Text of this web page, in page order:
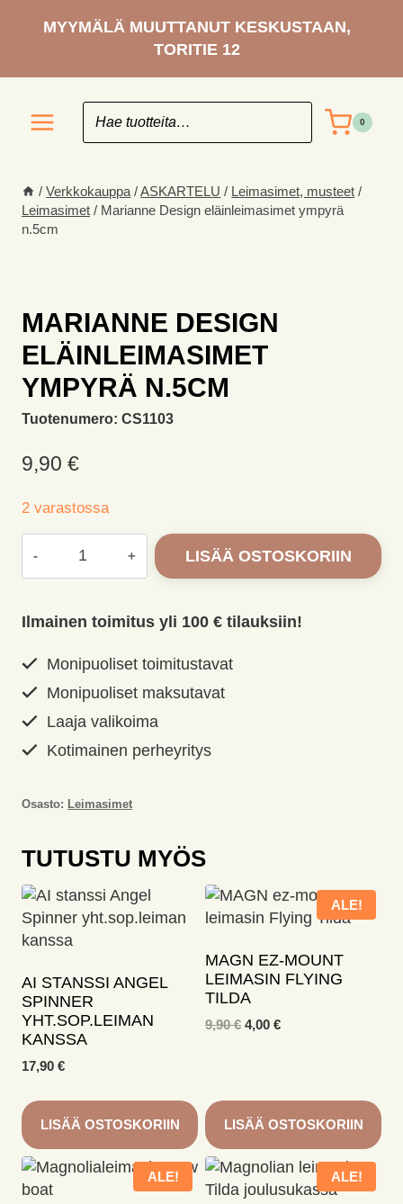
sisältöönMYYMÄLÄ MUUTTANUT KESKUSTAAN,
TORITIE 12
0
/ Verkkokauppa /ASKARTELU / Leimasimet, musteet /
Leimasimet / Marianne Design eläinleimasimet ympyrä
n.5cm
MARIANNE DESIGN
ELÄINLEIMASIMET
YMPYRÄ N.5CM
Tuotenumero: CS1103
9,90 €
2 varastossa
ympyrä
määrä
LISÄÄ OSTOSKORIIN
Ilmainen toimitus yli 100 € tilauksiin!
Monipuoliset toimitustavat
Monipuoliset maksutavat
Laaja valikoima
Kotimainen perheyritys
Osasto: Leimasimet
TUTUSTU MYÖS
AI STANSSI ANGEL
SPINNER
YHT.SOP.LEIMAN
KANSSA
17,90 €
LISÄÄ OSTOSKORIIN
ALE!
MAGN EZ-MOUNT
LEIMASIN FLYING
TILDA
9,90€ Alkuperäinen
4,00 €Nykyinen
LISÄÄ OSTOSKORIIN
ALE! ALE!